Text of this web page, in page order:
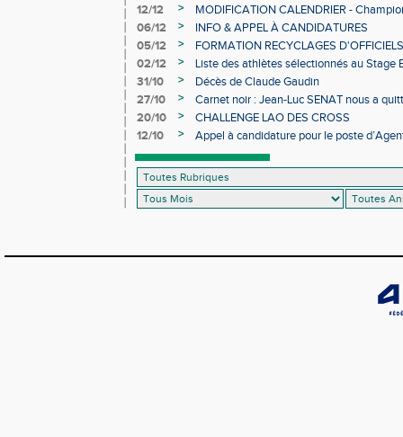
12/12
>
MODIFICATION CALENDRIER -
06/12
>
INFO & APPEL À CANDIDATURES
05/12
>
FORMATION RECYCLAGES D'OFFICIELS
02/12
>
Liste des athlètes sélectionnés au Stage
31/10
>
Décès de Claude Gaudin
27/10
>
Carnet noir : Jean-Luc SENAT nous a
20/10
>
CHALLENGE LAO DES CROSS
12/10
>
Appel à candidature pour le poste